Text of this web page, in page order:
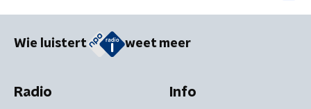
Wie luistert weet meer
Radio Info